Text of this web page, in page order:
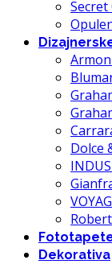
Secret
Dolce
Dekorativa